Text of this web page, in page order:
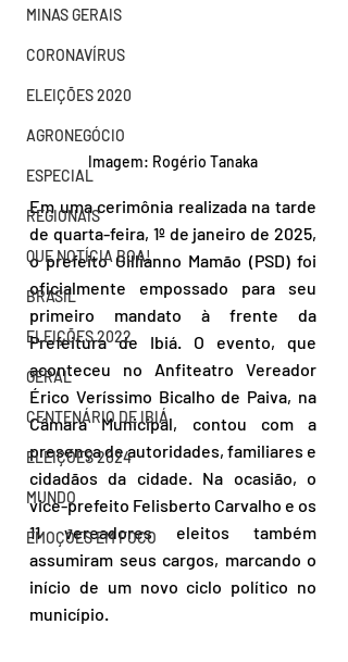
MINAS GERAIS
CORONAVÍRUS
ELEIÇÕES 2020
AGRONEGÓCIO
ESPECIAL
REGIONAIS
QUE NOTÍCIA BOA!
BRASIL
ELEIÇÕES 2022
GERAL
CENTENÁRIO DE IBIÁ
ELEIÇÕES 2024
MUNDO
EMOÇÕES EM FOCO
Imagem: Rogério Tanaka
Em uma cerimônia realizada na tarde
de quarta-feira, 1º de janeiro de 2025,
o prefeito Gillianno Mamão (PSD) foi
oficialmente empossado para seu
primeiro mandato à frente da
Prefeitura de Ibiá. O evento, que
aconteceu no Anfiteatro Vereador
Érico Veríssimo Bicalho de Paiva, na
Câmara Municipal, contou com a
presença de autoridades, familiares e
cidadãos da cidade. Na ocasião, o
vice-prefeito Felisberto Carvalho e os
11 vereadores eleitos também
assumiram seus cargos, marcando o
início de um novo ciclo político no
município.